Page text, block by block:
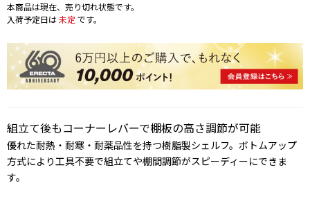
本商品は現在、売り切れ状態です。
入荷予定日は未定 です。
組立て後もコーナーレバーで棚板の高さ調節が可能
優れた耐熱・耐寒・耐薬品性を持つ樹脂製シェルフ。ボトムアップ
方式により工具不要で組立てや棚間調節がスピーディーにできま
す。